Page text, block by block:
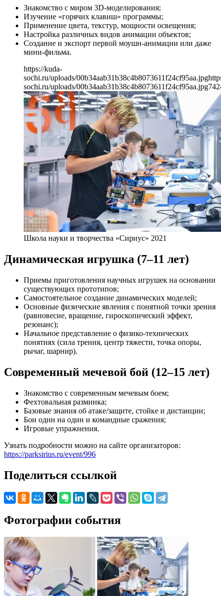
Знакомство с миром 3D-моделирования;
Изучение «горячих клавиш» программы;
Применение цвета, текстур, мощности освещения;
Настройка различных видов анимации объектов;
Создание и экспорт первой моушн-анимации или даже
мини-фильма.
https://kuda-
sochi.ru/uploads/00b34aab31b38c4b8073611f24cf95aa.jpg
sochi.ru/uploads/00b34aab31b38c4b8073611f24cf95aa.jpg742
Школа науки и творчества «Сириус» 2021
Динамическая игрушка (7–11 лет)
Приемы приготовления научных игрушек на основании
существующих прототипов;
Самостоятельное создание динамических моделей;
Основные физические явления с понятной точки зрения
(равновесие, вращение, гироскопический эффект,
резонанс);
Начальное представление о физико-технических
понятиях (сила трения, центр тяжести, точка опоры,
рычаг, шарнир).
Современный мечевой бой (12–15 лет)
Знакомство с современным мечевым боем;
Фехтовальная разминка;
Базовые знания об атаке/защите, стойке и дистанции;
Бои один на один и командные сражения;
Игровые упражнения.
Узнать подробности можно на сайте организаторов:
https://parksirius.ru/event/996
Поделиться ссылкой
Фотографии события